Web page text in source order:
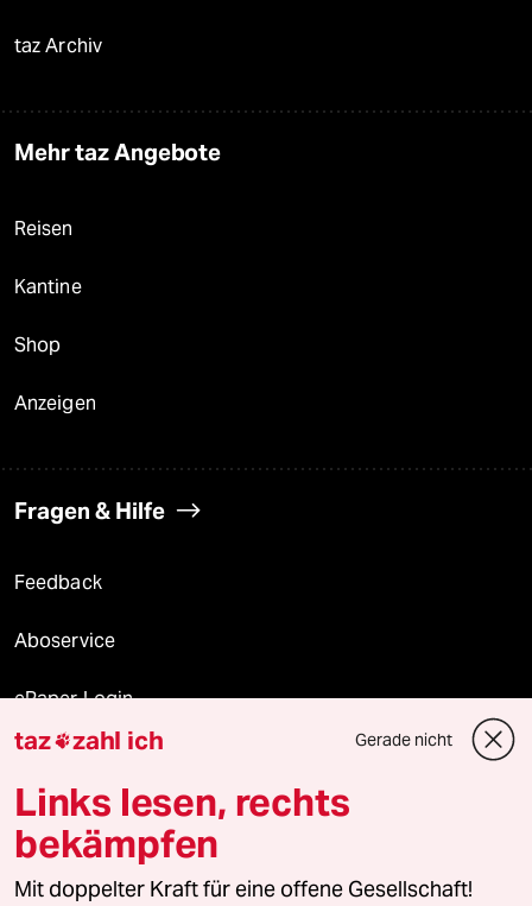
taz Archiv
Mehr taz Angebote
Reisen
Kantine
Shop
Anzeigen
Fragen & Hilfe
Feedback
Aboservice
ePaper Login
Downloads für Abonnierende
© 2026 taz Verlags und Vertriebs GmbH
Alle Rechte vorbehalten. Bei rechtlichen Fragen oder für Genehmigungen
taz zahl ich Gerade nicht
Links lesen, rechts
bekämpfen
Mit doppelter Kraft für eine offene Gesellschaft!